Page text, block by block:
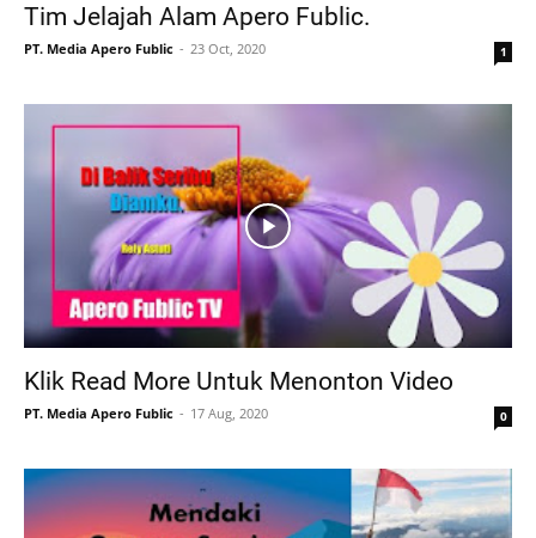
Tim Jelajah Alam Apero Fublic.
PT. Media Apero Fublic 23 Oct, 2020 1
Klik Read More Untuk Menonton Video
PT. Media Apero Fublic 17 Aug, 2020 0